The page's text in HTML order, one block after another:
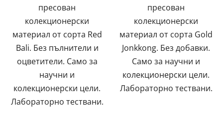
пресован
колекционерски
материал от сорта Red
Bali. Без пълнители и
оцветители. Само за
научни и
колекционерски цели.
Лабораторно тествани.
пресован
колекционерски
материал от сорта Gold
Jonkkong. Без добавки.
Само за научни и
колекционерски цели.
Лабораторно тествани.